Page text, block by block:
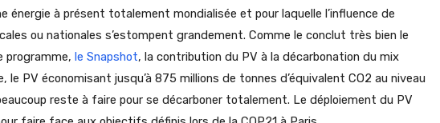
énergie à présent totalement mondialisée et pour laquelle l’influence de
ou nationales s’estompent grandement. Comme le conclut très bien le
programme, le Snapshot, la contribution du PV à la décarbonation du mix
le PV économisant jusqu’à 875 millions de tonnes d’équivalent CO2 au niveau
reste à faire pour se décarboner totalement. Le déploiement du PV